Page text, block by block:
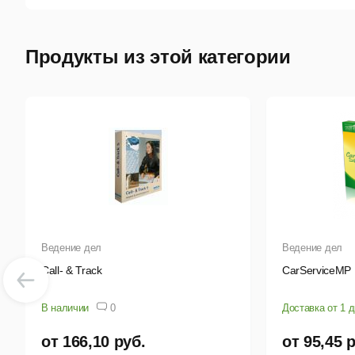
Продукты из этой категории
Ведение дел
Call- & Track
В наличии 0
от 166,10 руб.
Ведение дел
CarServiceMP
Доставка от 1
от 95,45